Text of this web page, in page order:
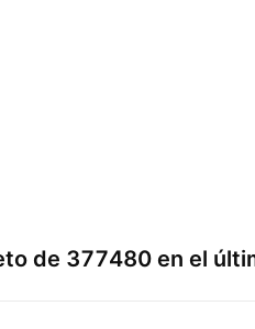
de 377480 en el